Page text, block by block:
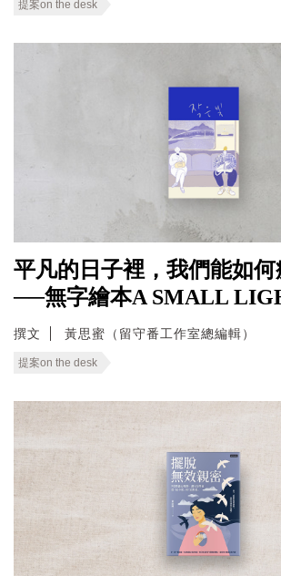
提案on the desk
平凡的日子裡，我們能如何
──無字繪本A SMALL
撰文 黃思蜜（留守番工作室總編輯）
提案on the desk